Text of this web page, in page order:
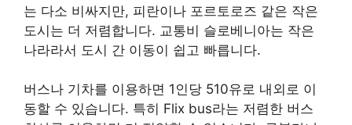
는 다소 비싸지만, 피란이나 포르토로즈 같은 작은
도시는 더 저렴합니다. 교통비 슬로베니아는 작은
나라라서 도시 간 이동이 쉽고 빠릅니다.
버스나 기차를 이용하면 1인당 510유로 내외로 이
동할 수 있습니다. 특히 Flix bus라는 저렴한 버스